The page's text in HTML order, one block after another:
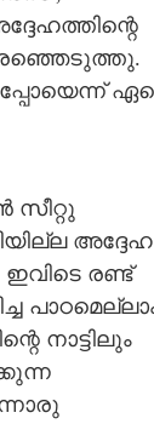
സീറ്റു
രണ്ട്
നാട്ടിലും
Share this link
Copy Link